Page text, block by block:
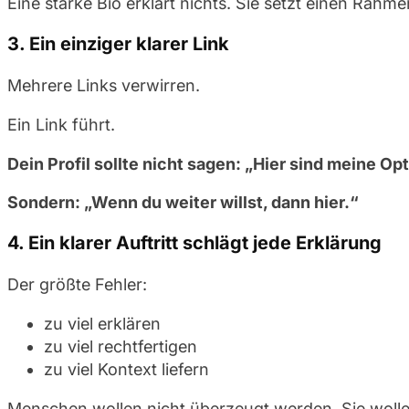
3. Ein einziger klarer Link
Mehrere Links verwirren.
Ein Link führt.
Dein Profil sollte nicht sagen: „Hier sind meine
Sondern: „Wenn du weiter willst, dann hier.“
4. Ein klarer Auftritt schlägt jede Erklärung
Der größte Fehler:
zu viel erklären
zu viel rechtfertigen
zu viel Kontext liefern